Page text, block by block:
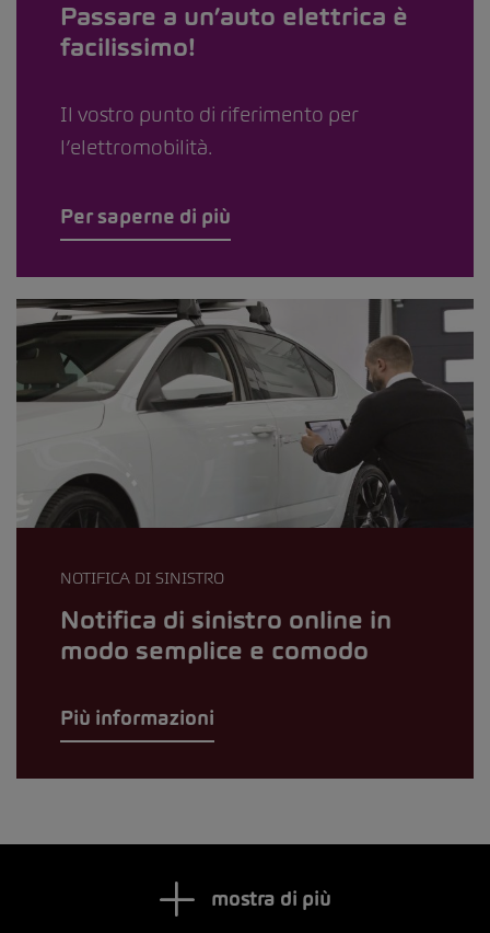
Passare a un’auto elettrica è
facilissimo!
Il vostro punto di riferimento per
l’elettromobilità.
Per saperne di più
NOTIFICA DI SINISTRO
Notifica di sinistro online in
modo semplice e comodo
Più informazioni
mostra di più